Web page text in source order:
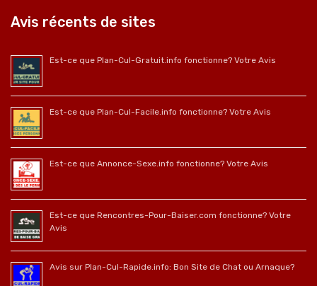
Avis récents de sites
Est-ce que Plan-Cul-Gratuit.info fonctionne? Votre Avis
Est-ce que Plan-Cul-Facile.info fonctionne? Votre Avis
Est-ce que Annonce-Sexe.info fonctionne? Votre Avis
Est-ce que Rencontres-Pour-Baiser.com fonctionne? Votre
Avis
Avis sur Plan-Cul-Rapide.info: Bon Site de Chat ou Arnaque?